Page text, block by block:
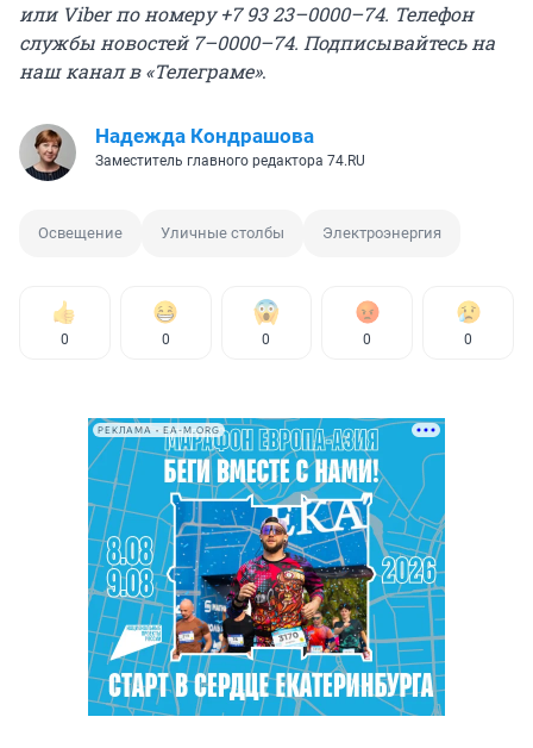
или Viber по номеру +7 93 23–0000–74. Телефон
службы новостей 7–0000–74. Подписывайтесь на
наш канал в «Телеграме».
Надежда Кондрашова
Заместитель главного редактора 74.RU
Освещение Уличные столбы Электроэнергия
0 0 0 0 0
РЕКЛАМА • EA-M.ORG